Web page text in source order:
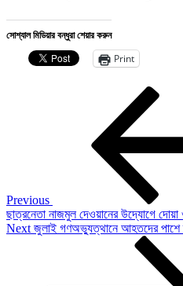
সোশ্যাল মিডিয়ার বন্ধুরা শেয়ার করুন
Print
Previous
ছাত্রনেতা নাজমুল দেওয়ানের উদ্যোগে
Next
Next জুলাই গণঅভ্যুত্থানে আহতদের পাশে